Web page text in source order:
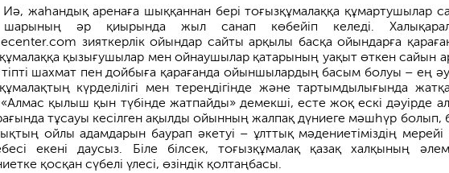
Иә, жаһандық аренаға шыққаннан бері тоғызқұмалаққа құмартушылар
әр қиырында жыл санап көбейіп келеді.
зияткерлік ойындар сайты арқылы басқа ойындарға
қызығушылар мен ойнаушылар қатарының уақыт өткен сайын
тіпті шахмат пен дойбыға қарағанда ойыншылардың басым болуы – ең
күрделілігі мен тереңдігінде және тартымдылығында
қылыш қын түбінде жатпайды» демекші, есте жоқ ескі дәуірде
тұсауы кесілген ақылды ойынның жалпақ дүниеге мәшһүр болып,
ойлы адамдарын баурап әкетуі – ұлттық мәдениетіміздің мерейі
екені даусыз. Біле білсек, тоғызқұмалақ қазақ халқының
қосқан сүбелі үлесі, өзіндік қолтаңбасы.